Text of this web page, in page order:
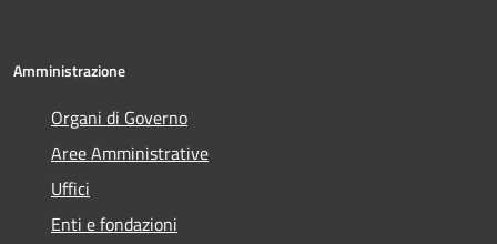
Amministrazione
Organi di Governo
Aree Amministrative
Uffici
Enti e fondazioni